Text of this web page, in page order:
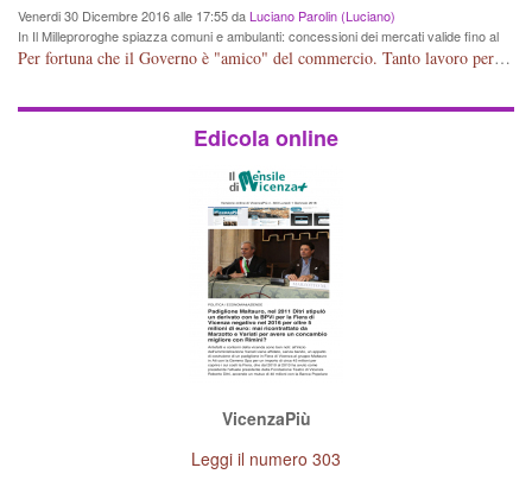
Venerdi 30 Dicembre 2016 alle 17:55 daLuciano Parolin (Luciano)
In Il Milleproroghe spiazza comuni e ambulanti: concessioni dei mercati valide fino al
2020
Per fortuna che il Governo è "amico" del commercio. Tanto lavoro per nessun cambiamento. Tutto fermo sino al 2020. E' incomprensibile dice il Dirigente, figurarsi se il cittadino normale che legge e chiede di essere informato, può capire qualcosa. E' certo che, almeno per Vicenza, alcune situazioni contingenti devono essere riviste, vedi mercato di Viale Roma e altro, prima che la città UNESCO che si sta trasformando in città storico-artistico-turistica, diventi una casba tunisina! Capisco le esigenze delle imprese, ma a decidere dovrebbe essere la Città che ha eletto i suoi rappresentanti, invece ROMA, tra un rinvio ed un altro, arriva al 2020 senza aver cambiato Niente. Mala tempora currunt.
Edicola online
VicenzaPiù
Leggi il numero 303